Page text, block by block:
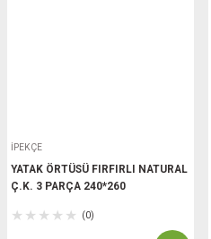
İPEKÇE
YATAK ÖRTÜSÜ FIRFIRLI NATURAL
Ç.K. 3 PARÇA 240*260
(0)